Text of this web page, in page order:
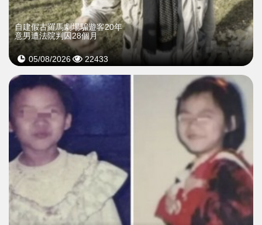
自建假古羅馬劇場騙遊客20年
意男遭法院判囚28個月
05/08/2026 22433